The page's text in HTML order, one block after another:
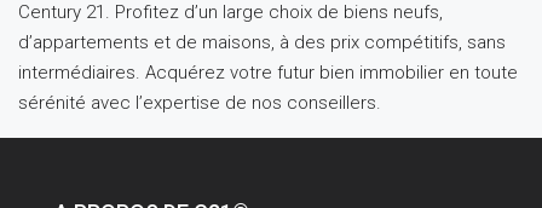
Century 21. Profitez d’un large choix de biens neufs,
d’appartements et de maisons, à des prix compétitifs, sans
intermédiaires. Acquérez votre futur bien immobilier en toute
sérénité avec l’expertise de nos conseillers.